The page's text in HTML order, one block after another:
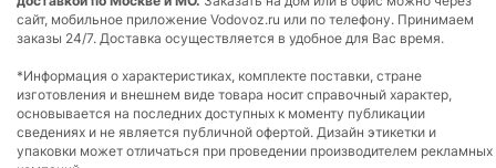
сайт, мобильное приложение Vodovoz.ru или по телефону. Принимаем
заказы 24/7. Доставка осуществляется в удобное для Вас время.
*Информация о характеристиках, комплекте поставки, стране
изготовления и внешнем виде товара носит справочный характер,
основывается на последних доступных к моменту публикации
сведениях и не является публичной офертой. Дизайн этикетки и
упаковки может отличаться при проведении производителем рекламных